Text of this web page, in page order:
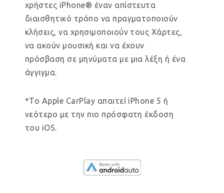
χρήστες iPhone® έναν απίστευτα
διαισθητικό τρόπο να πραγματοποιούν
κλήσεις, να χρησιμοποιούν τους Χάρτες,
να ακούν μουσική και να έχουν
πρόσβαση σε μηνύματα με μια λέξη ή ένα
άγγιγμα.
*Το Apple CarPlay απαιτεί iPhone 5 ή
νεότερο με την πιο πρόσφατη έκδοση
του iOS.